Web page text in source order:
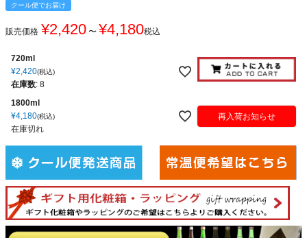
クール便でお届け
販売価格 ¥2,420 〜 ¥4,180税込
720ml
¥2,420 税込
在庫数: 8
1800ml
¥4,180 税込
在庫切れ
再入荷お知らせ